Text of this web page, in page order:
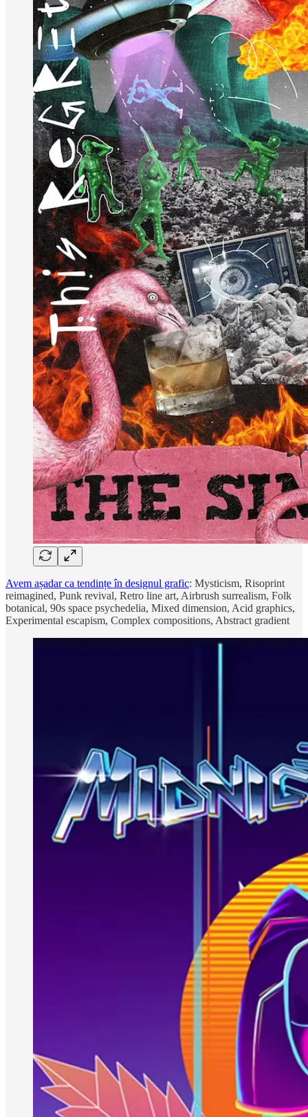
Avem așadar ca tendințe în designul grafic: Mysticism, Risoprint
reimagined, Punk revival, Retro line art, Airbrush surrealism, Folk
botanical, 90s space psychedelia, Mixed dimension, Acid graphics,
Experimental escapism, Complex compositions, Abstract gradient